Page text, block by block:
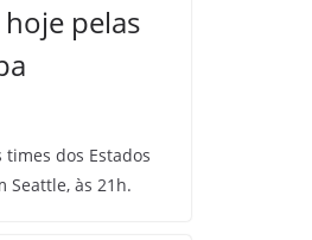
pelas
dos Estados
Seattle, às 21h.